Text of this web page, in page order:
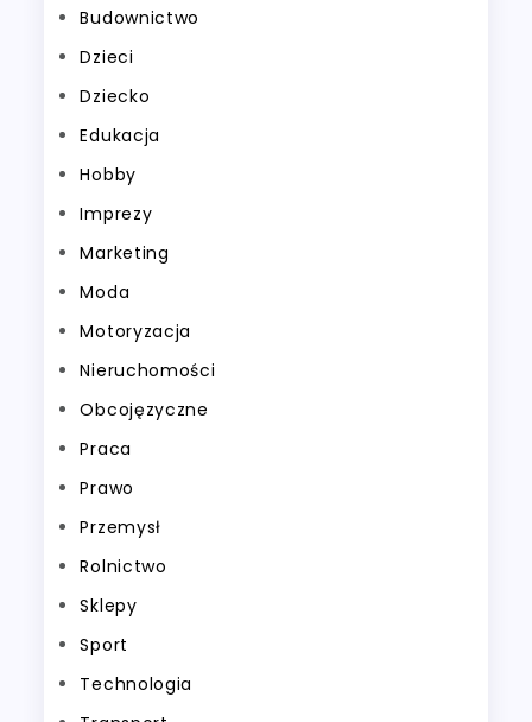
Budownictwo
Dzieci
Dziecko
Edukacja
Hobby
Imprezy
Marketing
Moda
Motoryzacja
Nieruchomości
Obcojęzyczne
Praca
Prawo
Przemysł
Rolnictwo
Sklepy
Sport
Technologia